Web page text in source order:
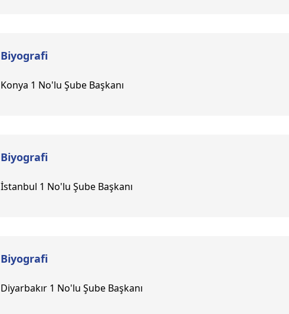
Biyografi
Konya 1 No'lu Şube Başkanı
Biyografi
İstanbul 1 No'lu Şube Başkanı
Biyografi
Diyarbakır 1 No'lu Şube Başkanı